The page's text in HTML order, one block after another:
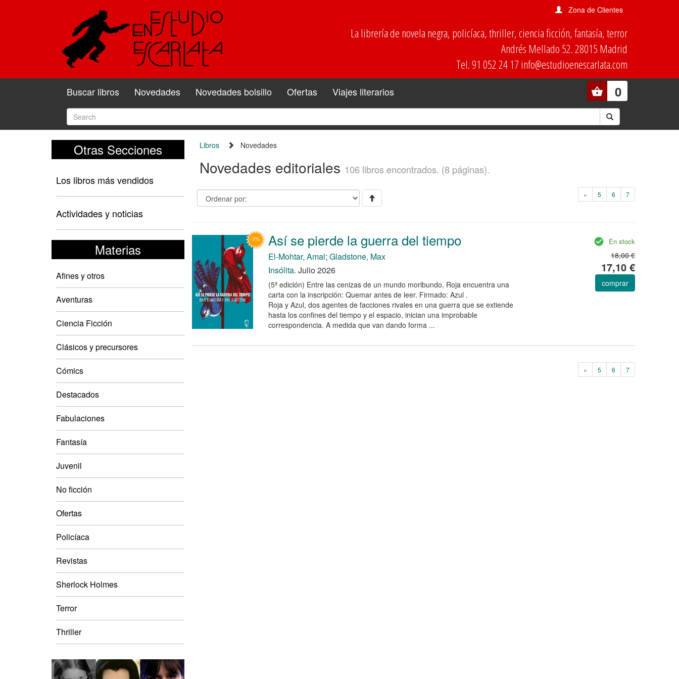
Zona de Clientes
La librería de novela negra, policíaca, thriller, ciencia ficción, fantasía, terror
Andrés Mellado 52. 28015 Madrid
Tel. 91 052 24 17 info@estudioenescarlata.com
0
Buscar libros Novedades Novedades bolsillo Ofertas Viajes literarios
Otras Secciones
Los libros más vendidos
Actividades y noticias
Materias
Afines y otros
Aventuras
Ciencia Ficción
Clásicos y precursores
Cómics
Destacados
Fabulaciones
Fantasía
Juvenil
No ficción
Ofertas
Policíaca
Revistas
Sherlock Holmes
Terror
Thriller
Libros Novedades
Novedades editoriales 106 libros encontrados. (8 páginas).
« 5 6 7
Así se pierde la guerra del tiempo
El-Mohtar, Amal; Gladstone, Max
Insólita. Julio 2026
(5ª edición) Entre las cenizas de un mundo moribundo, Roja encuentra una
carta con la inscripción: Quemar antes de leer. Firmado: Azul .
Roja y Azul, dos agentes de facciones rivales en una guerra que se extiende
hasta los confines del tiempo y el espacio, inician una improbable
correspondencia. A medida que van dando forma ...
En stock
18,00 €
17,10 €
comprar
« 5 6 7